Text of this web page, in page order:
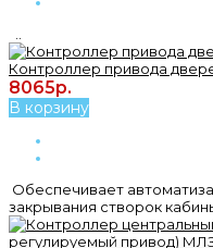
Контроллер привода
8065р.
В корзину
Обеспечивает
закрывания створок